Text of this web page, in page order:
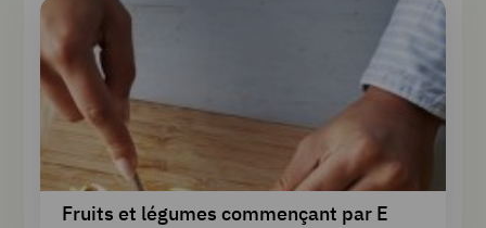
Fruits et légumes commençant par E